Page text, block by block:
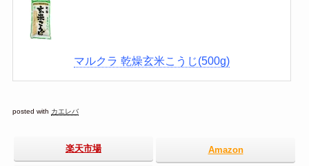
マルクラ 乾燥玄米こうじ(500g)
posted with カエレバ
楽天市場 Amazon